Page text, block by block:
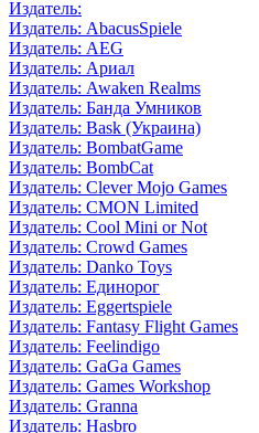
Издатель:
Издатель: AbacusSpiele
Издатель: AEG
Издатель: Ариал
Издатель: Awaken Realms
Издатель: Банда Умников
Издатель: Bask (Украина)
Издатель: BombatGame
Издатель: BombCat
Издатель: Clever Mojo Games
Издатель: CMON Limited
Издатель: Cool Mini or Not
Издатель: Crowd Games
Издатель: Danko Toys
Издатель: Единорог
Издатель: Eggertspiele
Издатель: Fantasy Flight Games
Издатель: Feelindigo
Издатель: GaGa Games
Издатель: Games Workshop
Издатель: Granna
Издатель: Hasbro